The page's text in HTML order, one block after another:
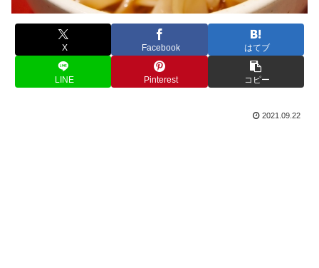
X Facebook はてブ
LINE Pinterest コピー
2021.09.22